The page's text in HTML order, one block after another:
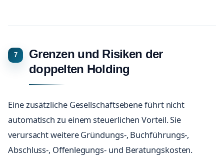
Grenzen und Risiken der
doppelten Holding
Eine zusätzliche Gesellschaftsebene führt nicht
automatisch zu einem steuerlichen Vorteil. Sie
verursacht weitere Gründungs-, Buchführungs-,
Abschluss-, Offenlegungs- und Beratungskosten.